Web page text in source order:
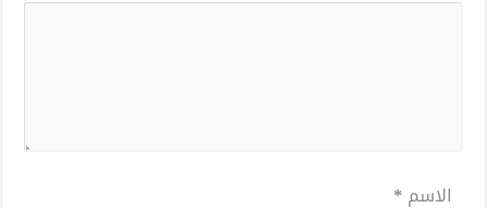
الاسم *